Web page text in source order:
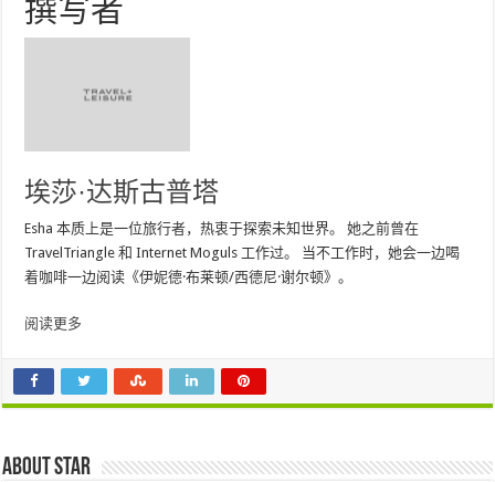
撰写者
埃莎·达斯古普塔
Esha 本质上是一位旅行者，热衷于探索未知世界。 她之前曾在
TravelTriangle 和 Internet Moguls 工作过。 当不工作时，她会一边喝
着咖啡一边阅读《伊妮德·布莱顿/西德尼·谢尔顿》。
阅读更多
About star